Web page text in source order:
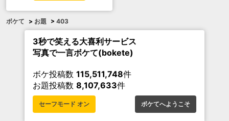
ボケて > お題 > 403
3秒で笑える大喜利サービス
写真で一言ボケて(bokete)
ボケ投稿数 115,511,748件
お題投稿数 8,107,633件
セーフモード オン ボケてへようこそ